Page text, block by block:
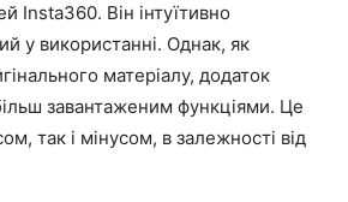
Insta360. Він інтуїтивно
у використанні. Однак, як
матеріалу, додаток
завантаженим функціями. Це
так і мінусом, в залежності від